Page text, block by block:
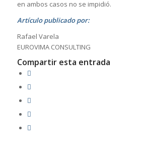
en ambos casos no se impidió.
Artículo publicado por:
Rafael Varela
EUROVIMA CONSULTING
Compartir esta entrada